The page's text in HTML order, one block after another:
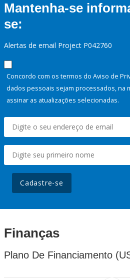
Mantenha-se
se:
Alertas de email Project P042760
Concordo com os termos do Aviso de
dados pessoais sejam processados, na
assinar as atualizações selecionadas.
Cadastre-se
Finanças
Plano De Financiamento